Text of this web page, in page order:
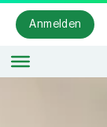
Anmelden